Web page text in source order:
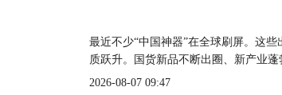
最近不少“中国神器”在全球刷屏。这
质跃升。国货新品不断出圈、新产业
2026-08-07 09:47